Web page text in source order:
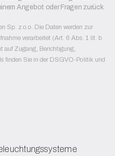
Angebot oder Fragen zurück
Sp. z o.o. Die Daten werden zur
verarbeitet (Art. 6 Abs. 1 lit. b
auf Zugang, Berichtigung,
finden Sie in der DSGVO-Politik und